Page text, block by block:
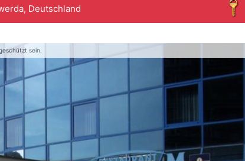
Deutschland
sein.